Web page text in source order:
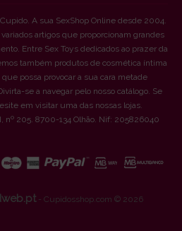
A sua SexShop Online desde 2004.
artigos que proporcionam grandes
Entre Sex Toys dedicados ao prazer da
também produtos de cosmética íntima
possa provocar a sua cara metade
se a navegar pelo nosso catálogo. Se
em visitar uma das nossas lojas.
nº 205. 8700-134 Olhão. Nif: 205826040
- Cupidosshop.com © 2026